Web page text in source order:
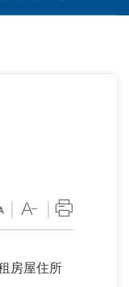
房屋住所